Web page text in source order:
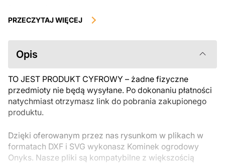
podlegają zwrotowi ani wymianie po ich pobraniu. Zalecamy
przed zakupem. Jeśli masz jakiekolwiek problemy z zamówieniem,
skontaktuj się bezpośrednio ze sprzedawcą.
PRZECZYTAJ WIĘCEJ
Opis
TO JEST PRODUKT CYFROWY – żadne fizyczne
przedmioty nie będą wysyłane. Po dokonaniu płatności
natychmiast otrzymasz link do pobrania zakupionego
produktu.
Dzięki oferowanym przez nas rysunkom w plikach w
formatach DXF i SVG wykonasz Kominek ogrodowy
Onyks. Nasze pliki są kompatybilne z większością